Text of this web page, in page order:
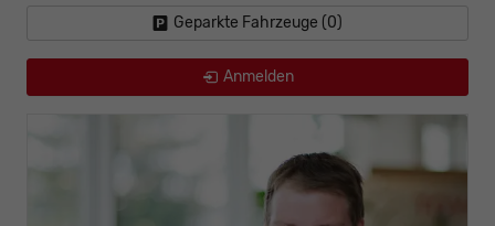
Geparkte Fahrzeuge (0)
Anmelden